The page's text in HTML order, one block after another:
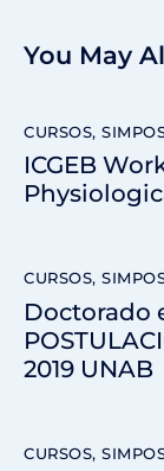
You May
CURSOS,
ICGEB
CURSOS,
Doctorado
2019 UNAB
CURSOS,